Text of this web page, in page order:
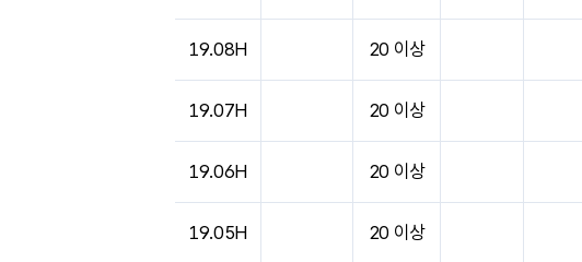
19.08H 20 이상
19.07H 20 이상
19.06H 20 이상
19.05H 20 이상